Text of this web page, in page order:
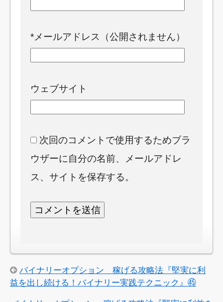
*メールアドレス（公開されません）
ウェブサイト
次回のコメントで使用するためブラ
ウザーに自分の名前、メールアドレ
ス、サイトを保存する。
バイナリーオプション 稼げる攻略法『堅実に利
益を出し続ける！バイナリー実践テクニック』㊺